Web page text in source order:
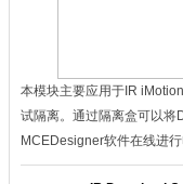
本模块主要应用于IR
试隔离。通过隔离盒可以将
MCEDesigner软件在线进行